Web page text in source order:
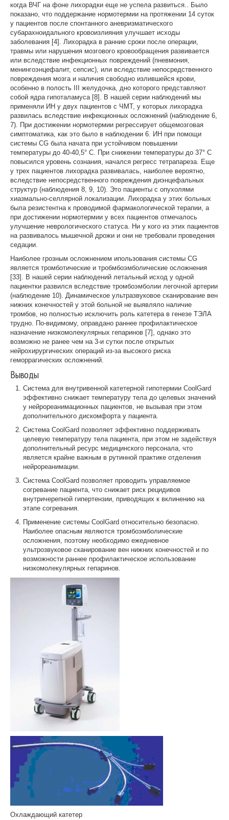
когда ВЧГ на фоне лихорадки еще не успела развиться.. Было
показано, что поддержание нормотермии на протяжении 14 суток
у пациентов после спонтанного аневризматического
субарахноидального кровоизлияния улучшает исходы
заболевания [4]. Лихорадка в ранние сроки после операции,
травмы или нарушения мозгового кровообращения развивается
или вследствие инфекционных повреждений (пневмония,
менингоэнцефалит, сепсис), или вследствие непосредственного
повреждения мозга и наличия свободно излившейся крови,
особенно в полость III желудочка, дно которого представляют
собой ядра гипоталамуса [8]. В нашей серии наблюдений мы
применяли ИН у двух пациентов с ЧМТ, у которых лихорадка
развилась вследствие инфекционных осложнений (наблюдение 6,
7). При достижении нормотермии регрессирует общемозговая
симптоматика, как это было в наблюдении 6. ИН при помощи
системы CG была начата при устойчивом повышении
температуры до 40-40,5° С. При снижении температуры до 37° С
повысился уровень сознания, начался регресс тетрапареза. Еще
у трех пациентов лихорадка развивалась, наиболее вероятно,
вследствие непосредственного повреждения диэнцефальных
структур (наблюдения 8, 9, 10). Это пациенты с опухолями
хиазмально-селлярной локализации. Лихорадка у этих больных
была резистентна к проводимой фармакологической терапии, а
при достижении нормотермии у всех пациентов отмечалось
улучшение неврологического статуса. Ни у кого из этих пациентов
на развивалось мышечной дрожи и они не требовали проведения
седации.
Наиболее грозным осложнением ипользования системы CG
является тромботические и тробмбоэмболические осложнения
[33]. В нашей серии наблюдений летальный исход у одной
пациентки развился вследствие тромбоэмболии легочной артерии
(наблюдение 10). Динамическое ультразвуковое сканирование вен
нижних конечностей у этой больной не выявляло наличие
тромбов, но полностью исключить роль катетера в генезе ТЭЛА
трудно. По-видимому, оправдано раннее профилактическое
назначение низкомолекулярных гепаринов [7], однако это
возможно не ранее чем на 3-и сутки после открытых
нейрохирургических операций из-за высокого риска
геморрагических осложнений.
Выводы
Система для внутривенной катетерной гипотермии CoolGard
эффективно снижает температуру тела до целевых значений
у нейрореанимационных пациентов, не вызывая при этом
дополнительного дискомфорта у пациента.
Система CoolGard позволяет эффективно поддерживать
целевую температуру тела пациента, при этом не задействуя
дополнительный ресурс медицинского персонала, что
является крайне важным в рутинной практике отделения
нейрореанимации.
Система CoolGard позволяет проводить управляемое
согревание пациента, что снижает риск рецидивов
внутричерепной гипертензии, приводящих к вклинению на
этапе согревания.
Применение системы CoolGard относительно безопасно.
Наиболее опасным являются тромбоэмболические
осложнения, поэтому необходимо ежедневное
ультрозвуковое сканирование вен нижних конечностей и по
возможности раннее профилактическое использование
низкомолекулярных гепаринов.
Охлаждающий катетер